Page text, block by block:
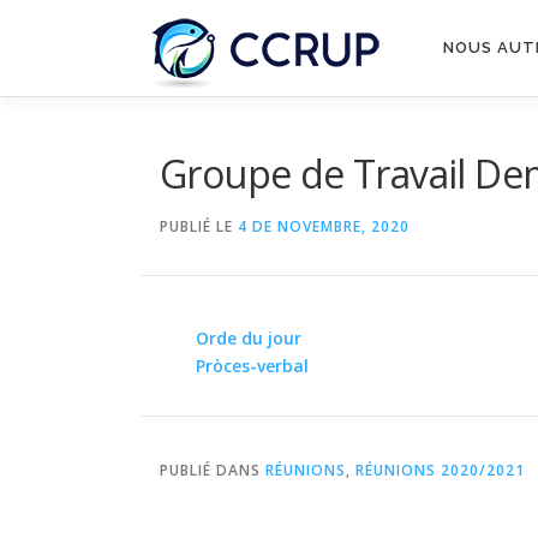
NOUS
Groupe de Travail
PUBLIÉ LE 4 DE NOVEMBRE, 2020
Orde du jour
Pròces-verbal
PUBLIÉ DANS RÉUNIONS, RÉUNIONS 2020/2021